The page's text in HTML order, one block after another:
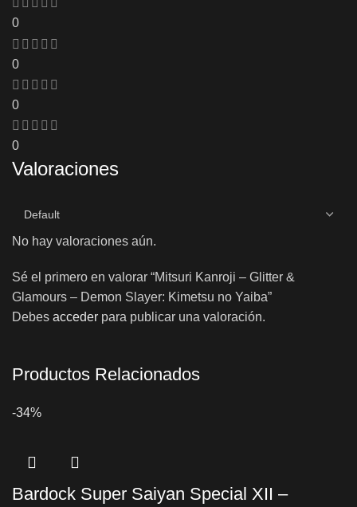
0
0
0
0
Valoraciones
No hay valoraciones aún.
Sé el primero en valorar “Mitsuri Kanroji – Glitter &
Glamours – Demon Slayer: Kimetsu no Yaiba”
Debes acceder para publicar una valoración.
Productos Relacionados
-34%
Bardock Super Saiyan Special XII –